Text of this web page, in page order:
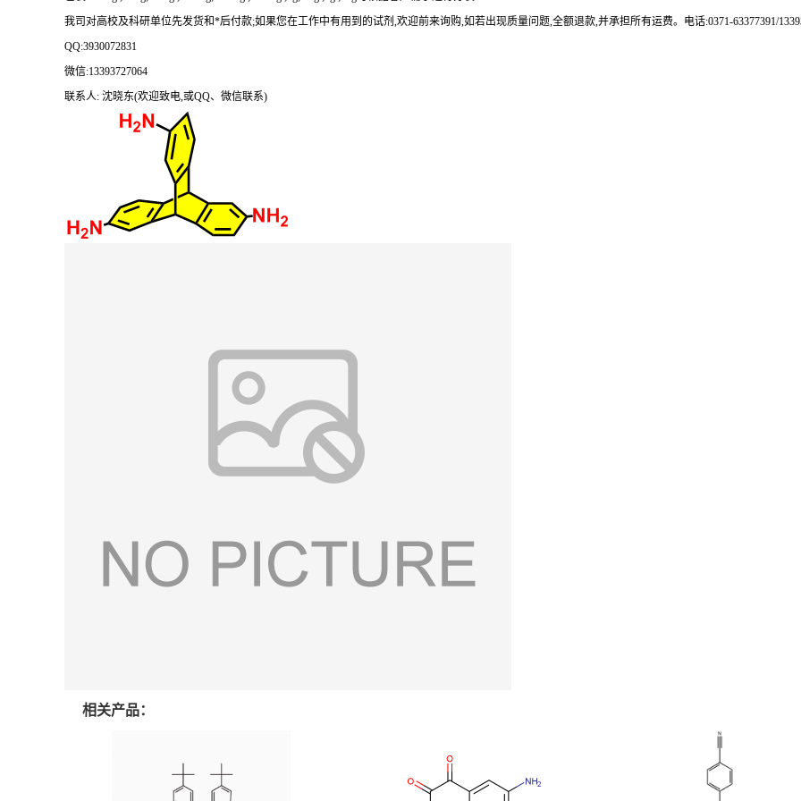
我司对高校及科研单位先发货和*后付款;如果您在工作中有用到的试剂,欢迎前来询购,如若出现质量问题,全额退款,并承担所有运费。电话:0371-63377391/
QQ:3930072831
微信:13393727064
联系人: 沈晓东(欢迎致电,或QQ、微信联系)
相关产品：